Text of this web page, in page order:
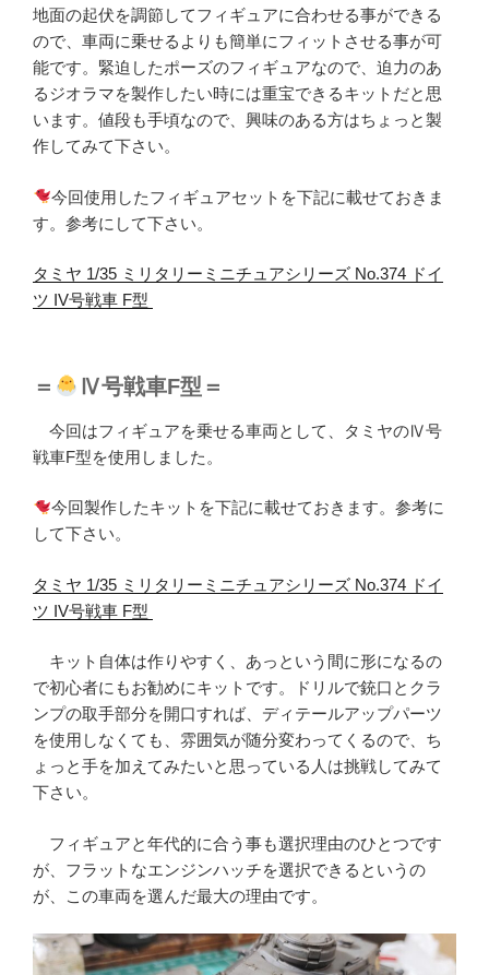
地面の起伏を調節してフィギュアに合わせる事ができる
ので、車両に乗せるよりも簡単にフィットさせる事が可
能です。緊迫したポーズのフィギュアなので、迫力のあ
るジオラマを製作したい時には重宝できるキットだと思
います。値段も手頃なので、興味のある方はちょっと製
作してみて下さい。
今回使用したフィギュアセットを下記に載せておきま
す。参考にして下さい。
タミヤ 1/35 ミリタリーミニチュアシリーズ No.374 ドイ
ツ IV号戦車 F型
＝ Ⅳ号戦車F型＝
今回はフィギュアを乗せる車両として、タミヤのⅣ号
戦車F型を使用しました。
今回製作したキットを下記に載せておきます。参考に
して下さい。
タミヤ 1/35 ミリタリーミニチュアシリーズ No.374 ドイ
ツ IV号戦車 F型
キット自体は作りやすく、あっという間に形になるの
で初心者にもお勧めにキットです。ドリルで銃口とクラ
ンプの取手部分を開口すれば、ディテールアップパーツ
を使用しなくても、雰囲気が随分変わってくるので、ち
ょっと手を加えてみたいと思っている人は挑戦してみて
下さい。
フィギュアと年代的に合う事も選択理由のひとつです
が、フラットなエンジンハッチを選択できるというの
が、この車両を選んだ最大の理由です。